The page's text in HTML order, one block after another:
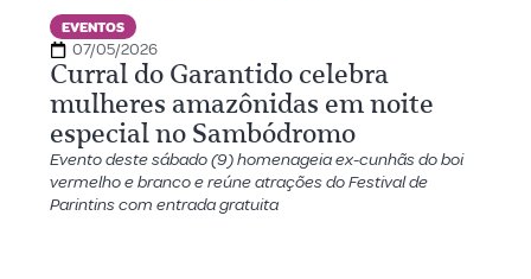
EVENTOS
07/05/2026
Curral do Garantido celebra
mulheres amazônidas em noite
especial no Sambódromo
Evento deste sábado (9) homenageia ex-cunhãs do boi
vermelho e branco e reúne atrações do Festival de
Parintins com entrada gratuita